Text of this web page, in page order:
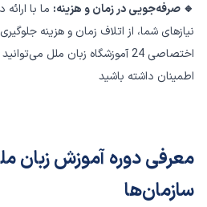
🔹 صرفه‌جویی در زمان و هزینه: ما با
نیازهای شما، از اتلاف زمان و هزینه
اختصاصی 24 آموزشگاه زبان ملل
اطمینان داشته باشید
معرفی دوره آموزش زبان
سازمان‌ها